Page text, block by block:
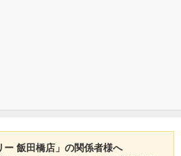
ー 飯田橋店」の関係者様へ